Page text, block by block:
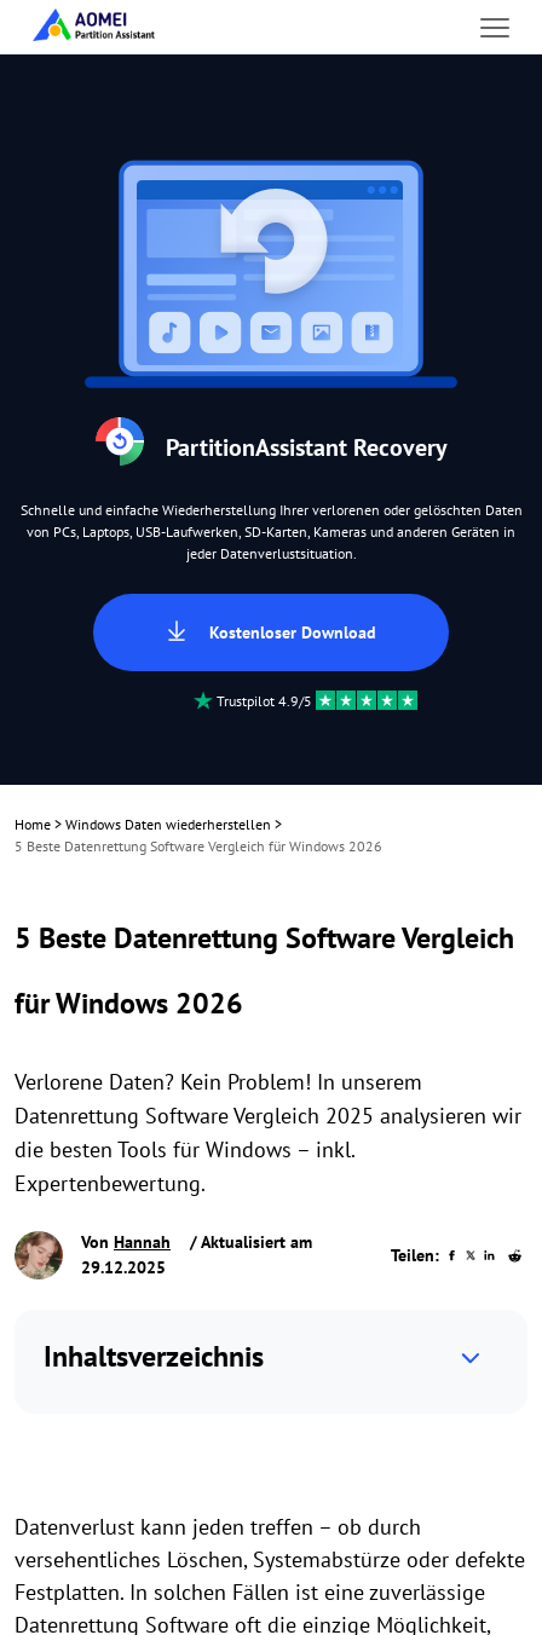
PartitionAssistant Recovery
Schnelle und einfache Wiederherstellung Ihrer verlorenen oder gelöschten Daten
von PCs, Laptops, USB-Laufwerken, SD-Karten, Kameras und anderen Geräten in
jeder Datenverlustsituation.
Kostenloser Download
Trustpilot 4.9/5
Home > Windows Daten wiederherstellen >
5 Beste Datenrettung Software Vergleich für Windows 2026
5 Beste Datenrettung Software Vergleich
für Windows 2026
Verlorene Daten? Kein Problem! In unserem
Datenrettung Software Vergleich 2025 analysieren wir
die besten Tools für Windows – inkl.
Expertenbewertung.
Von Hannah
/ Aktualisiert am
29.12.2025
Teilen:
Inhaltsverzeichnis
Datenverlust kann jeden treffen – ob durch
versehentliches Löschen, Systemabstürze oder defekte
Festplatten. In solchen Fällen ist eine zuverlässige
Datenrettung Software oft die einzige Möglichkeit,